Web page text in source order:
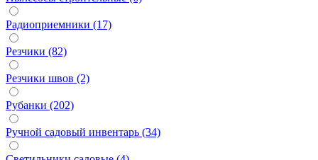
Радиоприемники (17)
Резчики (82)
Резчики швов (2)
Рубанки (202)
Ручной садовый инвентарь (34)